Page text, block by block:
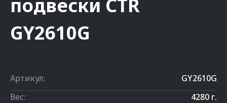
подвески CTR
GY2610G
Артикул:
GY2610G
Вес:
4280 г.